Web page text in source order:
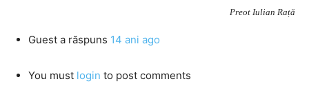
Preot Iulian Rață
Guest a răspuns 14 ani ago
You must login to post comments